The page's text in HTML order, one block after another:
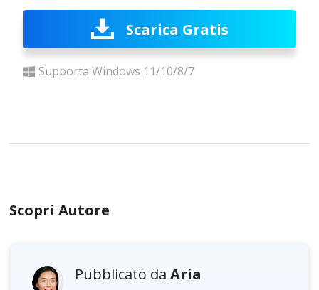
Scarica Gratis
Supporta Windows 11/10/8/7
Scopri Autore
Pubblicato daAria